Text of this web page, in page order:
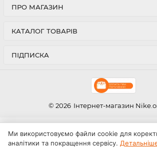
ПРО МАГАЗИН
КАТАЛОГ ТОВАРІВ
ПІДПИСКА
© 2026 Інтернет-магазин
Ми використовуємо файли cookie для
аналітики та покращення сервісу.